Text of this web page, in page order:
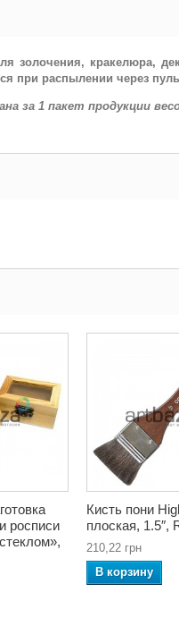
золочения, кракелюра,
при распылении через
за 1 пакет продукции
росписи
Кисть пони
плоская, 1.5″,
210,22 грн
В корзину